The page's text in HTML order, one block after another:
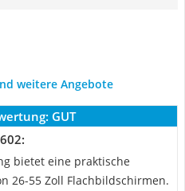
weitere Angebote
GUT
bietet eine praktische
26-55 Zoll Flachbildschirmen.